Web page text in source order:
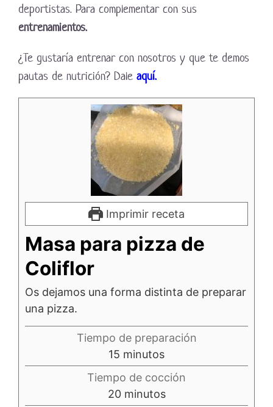
deportistas. Para complementar con sus
entrenamientos.
¿Te gustaría entrenar con nosotros y que te demos
pautas de nutrición? Dale aquí.
Imprimir receta
Masa para pizza de
Coliflor
Os dejamos una forma distinta de preparar
una pizza.
Tiempo de preparación
15 minutos
minutos
Tiempo de cocción
20minutos
minutos